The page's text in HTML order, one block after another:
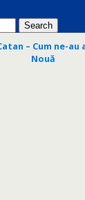
– Cum ne-au
Nouă